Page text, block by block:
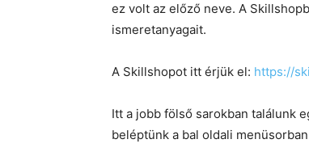
ez volt az előző neve. A
ismeretanyagait.
A Skillshopot itt érjük el: https://
Itt a jobb fölső sarokban találunk
beléptünk a bal oldali